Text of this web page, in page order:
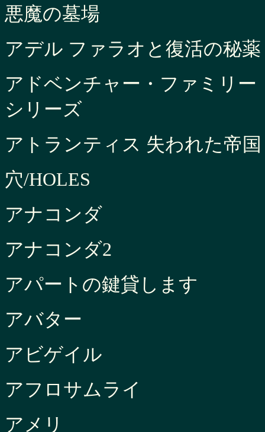
悪魔の墓場
アデル ファラオと復活の秘薬
アドベンチャー・ファミリー
シリーズ
アトランティス 失われた帝国
穴/HOLES
アナコンダ
アナコンダ2
アパートの鍵貸します
アバター
アビゲイル
アフロサムライ
アメリ